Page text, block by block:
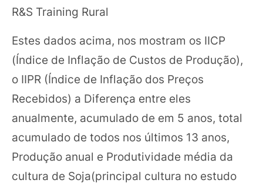
R&S Training Rural
Estes dados acima, nos mostram os IICP
(Índice de Inflação de Custos de Produção),
o IIPR (Índice de Inflação dos Preços
Recebidos) a Diferença entre eles
anualmente, acumulado de em 5 anos, total
acumulado de todos nos últimos 13 anos,
Produção anual e Produtividade média da
cultura de Soja(principal cultura no estudo